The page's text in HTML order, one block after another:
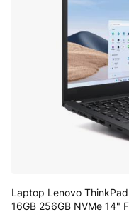
Laptop Lenovo
16GB 256GB NVMe 14"